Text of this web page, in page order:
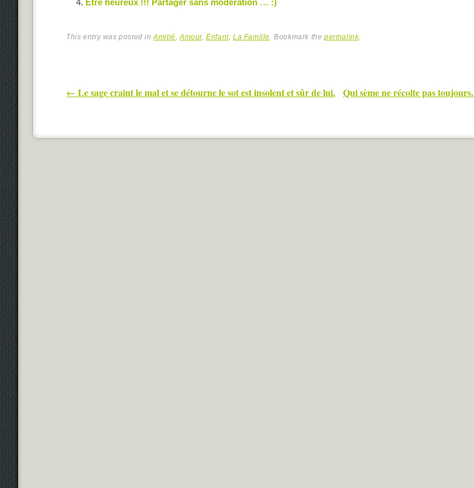
Etre heureux !!! Partager sans modération … :)
This entry was posted inAmitié ,Amour,Enfant,La Famille . Bookmark thepermalink.
Post navigation
← Le sage craint le mal et se détourne le sot est insolent et sûr de lui. Qui sème ne récolte pas toujours.